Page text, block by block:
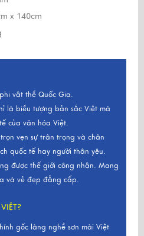
x 140cm
vật thể Quốc Gia.
là biểu tượng bản sắc Việt mà
của văn hóa Việt.
vẹn sự trân trọng và chân
quốc tế hay người thân yêu.
được thế giới công nhận. Mang
và vẻ đẹp đẳng cấp.
gốc làng nghề sơn mài Việt